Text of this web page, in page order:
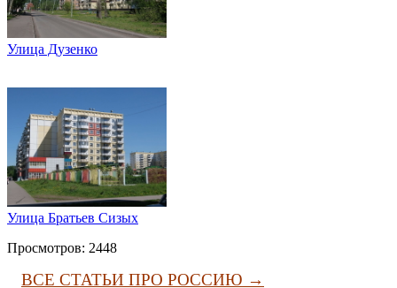
Улица Дузенко
Улица Братьев Сизых
Просмотров: 2448
ВСЕ СТАТЬИ ПРО РОССИЮ →